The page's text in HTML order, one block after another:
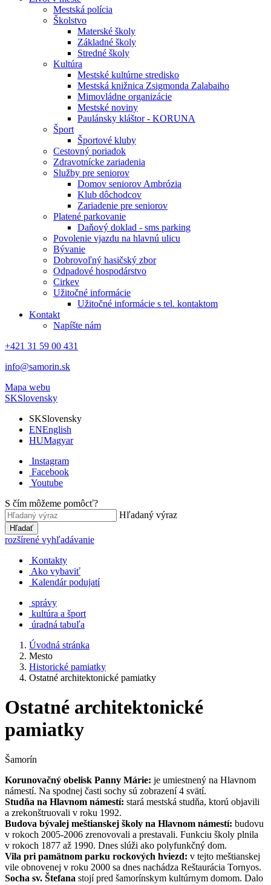
Mestská polícia
Školstvo
Materské školy
Základné školy
Stredné školy
Kultúra
Mestské kultúrne stredisko
Mestská knižnica Zsigmonda Zalabaiho
Mimovládne organizácie
Mestské noviny
Paulánsky kláštor - KORUNA
Šport
Športové kluby
Cestovný poriadok
Zdravotnícke zariadenia
Služby pre seniorov
Domov seniorov Ambrózia
Klub dôchodcov
Zariadenie pre seniorov
Platené parkovanie
Daňový doklad - sms parking
Povolenie vjazdu na hlavnú ulicu
Bývanie
Dobrovoľný hasičský zbor
Odpadové hospodárstvo
Cirkev
Užitočné informácie
Užitočné informácie s tel. kontaktom
Kontakt
Napíšte nám
+421 31 59 00 431
info@samorin.sk
Mapa webu
SKSlovensky
SKSlovensky
ENEnglish
HUMagyar
Instagram
Facebook
Youtube
S čím môžeme pomôcť?
Hľadaný výraz
Hľadať
rozšírené vyhľadávanie
Kontakty
Ako vybaviť
Kalendár podujatí
správy
kultúra a šport
úradná tabuľa
Úvodná stránka
Mesto
Historické pamiatky
Ostatné architektonické pamiatky
Ostatné architektonické
pamiatky
Šamorín
Korunovačný obelisk Panny Márie: je umiestnený na Hlavnom
námestí. Na spodnej časti sochy sú zobrazení 4 svätí.
Studňa na Hlavnom námestí: stará mestská studňa, ktorú objavili
a zrekonštruovali v roku 1992.
Budova bývalej meštianskej školy na Hlavnom námestí: budovu
v rokoch 2005-2006 zrenovovali a prestavali. Funkciu školy plnila
v rokoch 1877 až 1990. Dnes slúži ako polyfunkčný dom.
Vila pri pamätnom parku rockových hviezd: v tejto meštianskej
vile obnovenej v roku 2000 sa dnes nachádza Reštaurácia Tornyos.
Socha sv. Štefana stojí pred šamorínskym kultúrnym domom. Dalo